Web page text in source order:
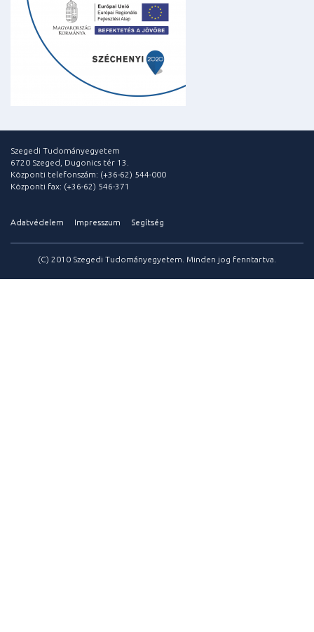
Szegedi Tudományegyetem
6720 Szeged, Dugonics tér 13.
Központi telefonszám: (+36-62) 544-000
Központi fax: (+36-62) 546-371
Adatvédelem Impresszum Segítség
(C) 2010 Szegedi Tudományegyetem. Minden jog fenntartva.